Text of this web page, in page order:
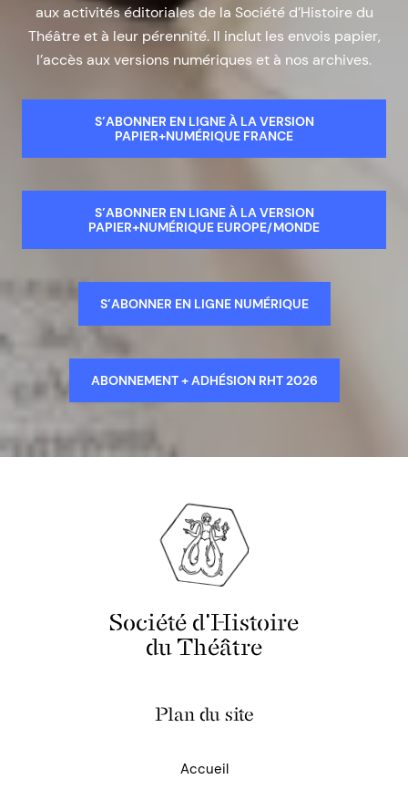
aux activités éditoriales de la Société d’Histoire du
Théâtre et à leur pérennité. Il inclut les envois papier,
l’accès aux versions numériques et à nos archives.
S’ABONNER EN LIGNE À LA VERSION
PAPIER+NUMÉRIQUE FRANCE
S’ABONNER EN LIGNE À LA VERSION
PAPIER+NUMÉRIQUE EUROPE/MONDE
S’ABONNER EN LIGNE NUMÉRIQUE
ABONNEMENT + ADHÉSION RHT 2026
Société d'Histoire
du Théâtre
Plan du site
Accueil